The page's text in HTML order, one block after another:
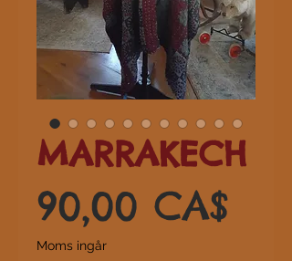
MARRAKECH
90,00 CA$
Moms ingår